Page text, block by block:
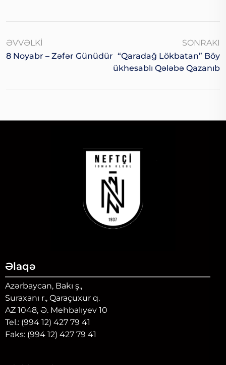
ƏVVƏLKI
8 Noyabr – Zəfər Günüdür
SONRAKI
“Qaradağ Lökbatan” Böy
Ükhesablı Qələbə Qazanıb
Əlaqə
Azərbaycan, Bakı ş.,
Suraxanı r., Qaraçuxur q.
AZ 1048, Ə. Mehbalıyev 10
Tel.: (994 12) 427 79 41
Faks: (994 12) 427 79 41